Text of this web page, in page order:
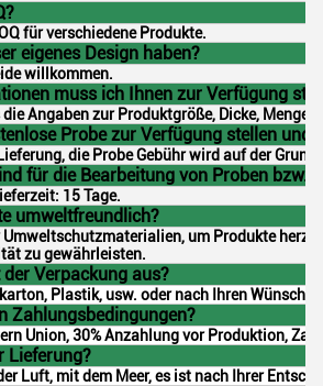
für verschiedene Produkte.
eigenes Design haben?
willkommen.
muss ich Ihnen zur Verfügung
Angaben zur Produktgröße, Dicke,
Probe zur Verfügung stellen und
die Probe Gebühr wird auf der
für die Bearbeitung von Proben bzw.
15 Tage.
umweltfreundlich?
um Produkte
zu gewährleisten.
Verpackung aus?
Plastik, usw. oder nach Ihren
Zahlungsbedingungen?
Union, 30% Anzahlung vor Produktion,
Lieferung?
Luft, mit dem Meer, es ist nach Ihrer